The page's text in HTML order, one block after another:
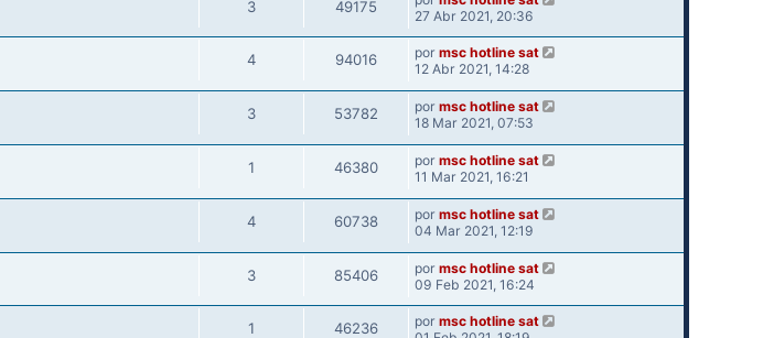
3 49175
27 Abr 2021, 20:36
4 94016 por msc hotline sat
12 Abr 2021, 14:28
3 53782 por msc hotline sat
18 Mar 2021, 07:53
1 46380 por msc hotline sat
11 Mar 2021, 16:21
4 60738 por msc hotline sat
04 Mar 2021, 12:19
3 85406 por msc hotline sat
09 Feb 2021, 16:24
1 46236 por msc hotline sat